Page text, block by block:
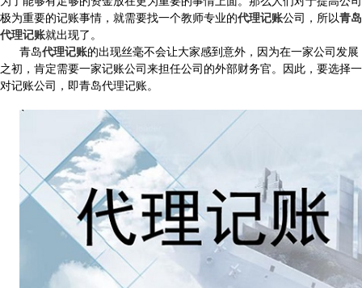
极为重要的记账事情，就需要找一个教师专业的代理记账公司，所以青岛
代理记账就出现了。
青岛代理记账的出现丝毫不会让大家感到意外，因为在一家公司发展
之初，肯定需要一家记账公司来担任公司的外部财务官。因此，要选择一
对记账公司，即青岛代理记账。